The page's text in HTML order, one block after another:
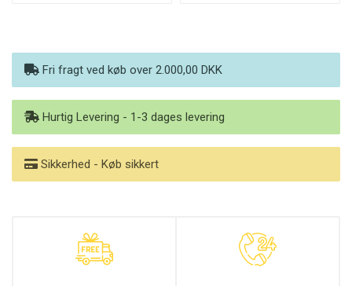
Fri fragt ved køb over 2.000,00 DKK
Hurtig Levering - 1-3 dages levering
Sikkerhed - Køb sikkert